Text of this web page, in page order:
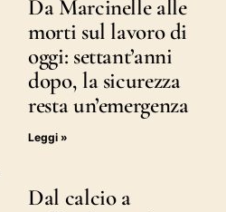
Da Marcinelle alle
morti sul lavoro di
oggi: settant’anni
dopo, la sicurezza
resta un’emergenza
Leggi »
Dal calcio a